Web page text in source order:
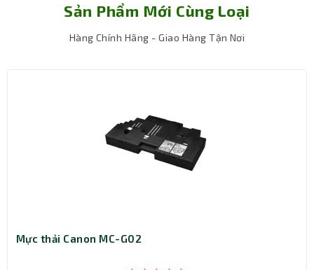
Sản Phẩm Mới Cùng Loại
Hàng Chính Hãng - Giao Hàng Tận Nơi
Mực thải Canon MC-G02